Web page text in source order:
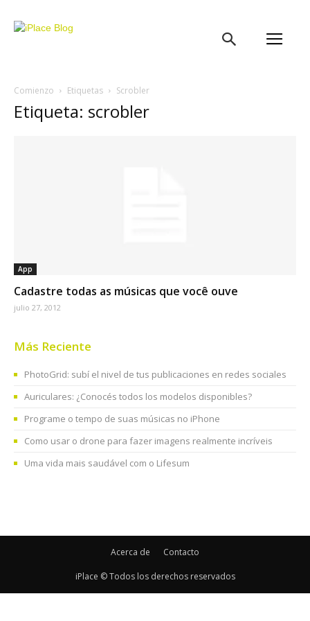
Comienzo Etiquetas Scrobler
Etiqueta: scrobler
App
Cadastre todas as músicas que você ouve
julio 27, 2012
Más Reciente
PhotoGrid: subí el nivel de tus publicaciones en redes sociales
Auriculares: ¿Conocés todos los modelos disponibles?
Programe o tempo de suas músicas no iPhone
Como usar o drone para fazer imagens realmente incríveis
Uma vida mais saudável com o Lifesum
Acerca de Contacto
iPlace © Todos los derechos reservados